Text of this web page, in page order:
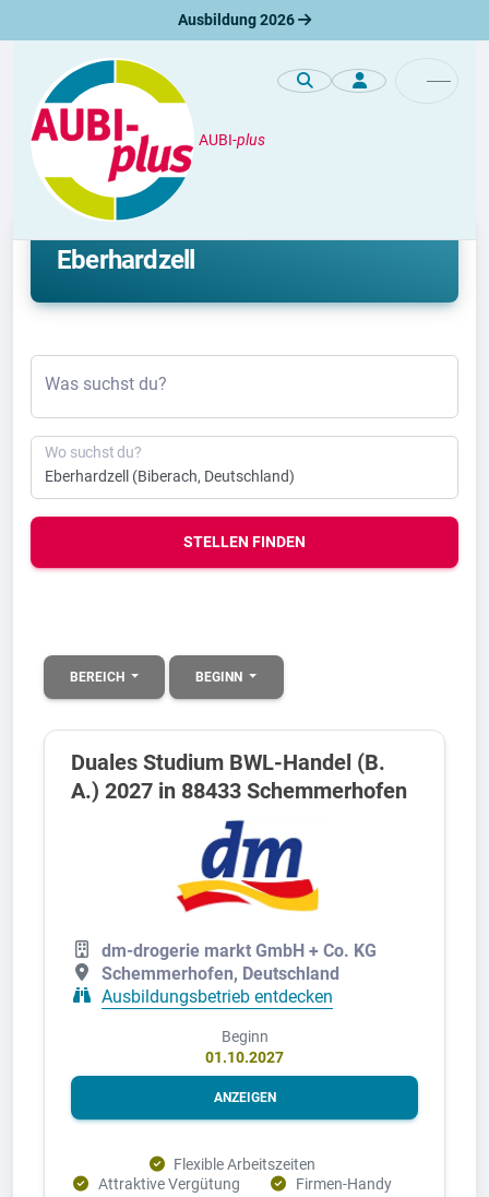
Ausbildung 2026
AUBI-plus
Duales Studium
Aktuelle duale Studienplätze in
Eberhardzell
Was suchst du?
Wo suchst du?
STELLEN FINDEN
BEREICH BEGINN
Duales Studium BWL-Handel (B.
A.) 2027 in 88433 Schemmerhofen
dm-drogerie markt GmbH + Co. KG
Schemmerhofen, Deutschland
Ausbildungsbetrieb entdecken
Beginn
01.10.2027
ANZEIGEN
Flexible Arbeitszeiten
Attraktive Vergütung
Firmen-Handy